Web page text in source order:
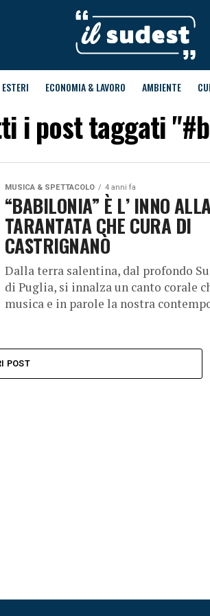
ESTERI ECONOMIA & LAVORO AMBIENTE
i post taggati
MUSICA & SPETTACOLO 4 anni fa
“BABILONIA” È L’ INNO
TARANTATA CHE CURA DI
CASTRIGNANÒ
Dalla terra salentina, dal profondo
di Puglia, si innalza un canto corale
musica e in parole la nostra
POST